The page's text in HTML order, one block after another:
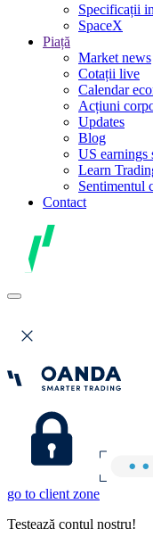
Specificații
SpaceX
Piață
Market news
Cotații live
Calendar
Acțiuni
Updates
Blog
US earnings
Learn
Sentimentul
Contact
go to client zone
Testează contul nostru!